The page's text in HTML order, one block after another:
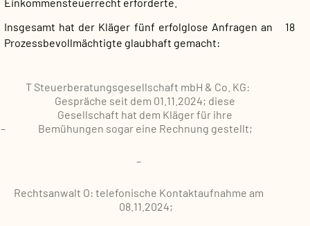
18
Insgesamt hat der Kläger fünf erfolglose Anfragen an
Prozessbevollmächtigte glaubhaft gemacht:
–
T Steuerberatungsgesellschaft mbH & Co. KG:
Gespräche seit dem 01.11.2024; diese
Gesellschaft hat dem Kläger für ihre
Bemühungen sogar eine Rechnung gestellt;
–
Rechtsanwalt O: telefonische Kontaktaufnahme am
08.11.2024;